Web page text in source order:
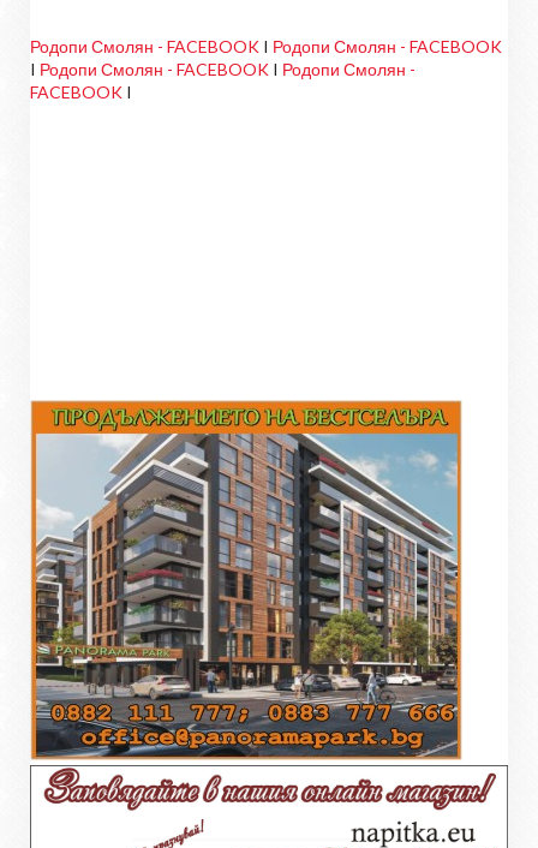
Родопи Смолян - FACEBOOK I Родопи Смолян - FACEBOOK
I Родопи Смолян - FACEBOOK I Родопи Смолян -
FACEBOOK I